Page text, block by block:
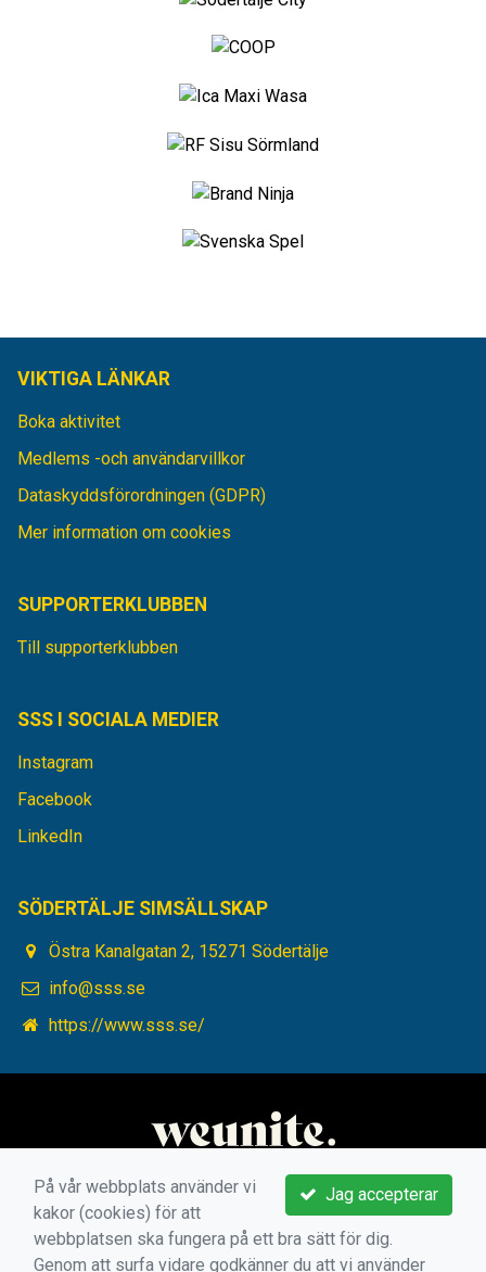
VIKTIGA LÄNKAR
Boka aktivitet
Medlems -och användarvillkor
Dataskyddsförordningen (GDPR)
Mer information om cookies
SUPPORTERKLUBBEN
Till supporterklubben
SSS I SOCIALA MEDIER
Instagram
Facebook
LinkedIn
SÖDERTÄLJE SIMSÄLLSKAP
Östra Kanalgatan 2, 15271 Södertälje
info@sss.se
https://www.sss.se/
Jag accepterar
På vår webbplats använder vi
kakor (cookies) för att
webbplatsen ska fungera på ett bra sätt för dig.
Genom att surfa vidare godkänner du att vi använder